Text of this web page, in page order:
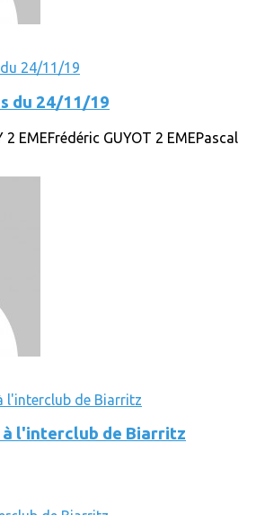
du 24/11/19
2 EMEFrédéric GUYOT 2 EMEPascal
à l'interclub de Biarritz